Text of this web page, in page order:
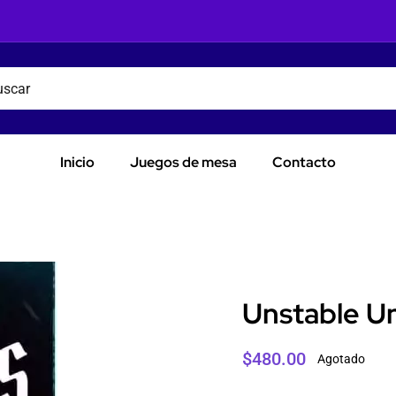
Inicio Juegos de mesa Contacto
Unstable
$480.00 Agotado